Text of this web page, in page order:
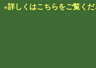
»詳しくはこちらをご覧く